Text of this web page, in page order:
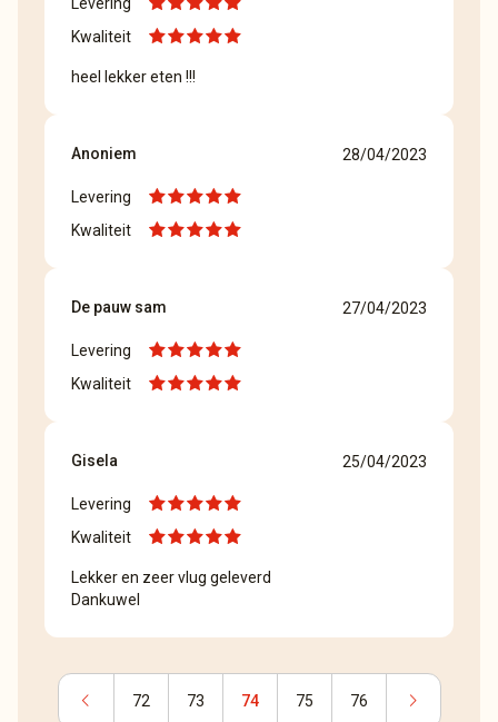
Kwaliteit
heel lekker eten !!!
Anoniem 28/04/2023
Levering
Kwaliteit
De pauw sam 27/04/2023
Levering
Kwaliteit
Gisela 25/04/2023
Levering
Kwaliteit
Lekker en zeer vlug geleverd
Dankuwel
chevron_left 72 73 74 75 76 chevron_right